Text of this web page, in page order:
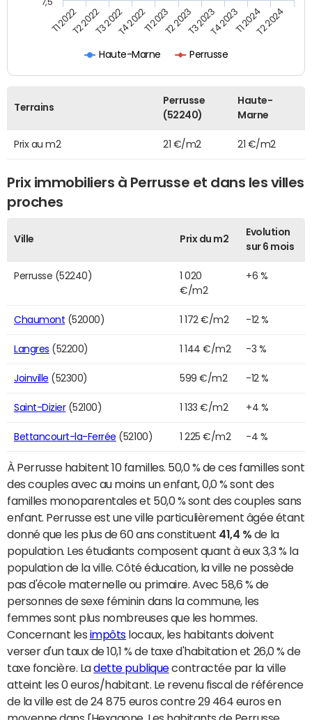
Haute-Marne Perrusse
T1 2022T2 2022T3 2022T4 2022T1 2023T2 2023T3 2023T4 2023T1 2024T2 2024
Terrains
Perrusse
(52240)
Haute-
Marne
Prix au m2 21 €/m2 21 €/m2
Prix immobiliers à Perrusse et dans les villes
proches
Ville Prix du m2
Evolution
sur 6 mois
Perrusse (52240)
1 020
€/m2
+6 %
Chaumont (52000) 1 172 €/m2 -12 %
Langres (52200) 1 144 €/m2 -3 %
Joinville (52300) 599 €/m2 -12 %
Saint-Dizier(52100) 1 133 €/m2 +4 %
Bettancourt-la-Ferrée (52100) 1 225 €/m2 -4 %
À Perrusse habitent 10 familles. 50,0 % de ces familles sont
des couples avec au moins un enfant, 0,0 % sont des
familles monoparentales et 50,0 % sont des couples sans
enfant. Perrusse est une ville particulièrement âgée étant
donné que les plus de 60 ans constituent 41,4 % de la
population. Les étudiants composent quant à eux 3,3 % la
population de la ville. Côté éducation, la ville ne possède
pas d'école maternelle ou primaire. Avec 58,6 % de
personnes de sexe féminin dans la commune, les
femmes sont plus nombreuses que les hommes.
Concernant les impôtslocaux, les habitants doivent
verser d'un taux de 10,1 % de taxe d'habitation et 26,0 % de
taxe foncière. Ladette publiquecontractée par la ville
atteint les 0 euros/habitant. Le revenu fiscal de référence
de la ville est de 24 875 euros contre 29 464 euros en